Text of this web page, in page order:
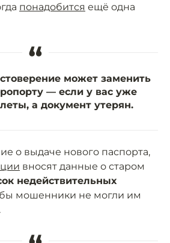
понадобится ещё одна
“
может заменить
— если у вас уже
а документ утерян.
о выдаче нового паспорта,
вносят данные о старом
недействительных
мошенники не могли им